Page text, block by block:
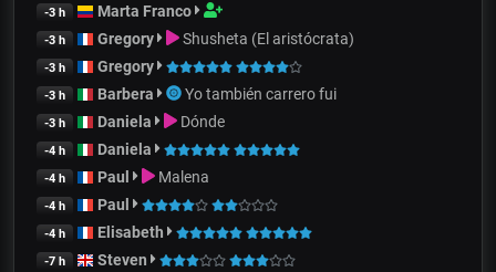
-3 h Marta Franco
-3 h Gregory Shusheta (El aristócrata)
-3 h Gregory
-3 h Barbera Yo también carrero fui
-3 h Daniela Dónde
-4 h Daniela
-4 h Paul Malena
-4 h Paul
-4 h Elisabeth
-7 h Steven